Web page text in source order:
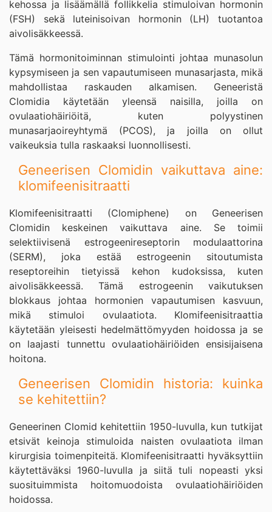
kehossa ja lisäämällä follikkelia stimuloivan hormonin
(FSH) sekä luteinisoivan hormonin (LH) tuotantoa
aivolisäkkeessä.
Tämä hormonitoiminnan stimulointi johtaa munasolun
kypsymiseen ja sen vapautumiseen munasarjasta, mikä
mahdollistaa raskauden alkamisen. Geneeristä
Clomidia käytetään yleensä naisilla, joilla on
ovulaatiohäiriöitä, kuten polyystinen
munasarjaoireyhtymä (PCOS), ja joilla on ollut
vaikeuksia tulla raskaaksi luonnollisesti.
Geneerisen Clomidin vaikuttava aine:
klomifeenisitraatti
Klomifeenisitraatti (Clomiphene) on Geneerisen
Clomidin keskeinen vaikuttava aine. Se toimii
selektiivisenä estrogeenireseptorin modulaattorina
(SERM), joka estää estrogeenin sitoutumista
reseptoreihin tietyissä kehon kudoksissa, kuten
aivolisäkkeessä. Tämä estrogeenin vaikutuksen
blokkaus johtaa hormonien vapautumisen kasvuun,
mikä stimuloi ovulaatiota. Klomifeenisitraattia
käytetään yleisesti hedelmättömyyden hoidossa ja se
on laajasti tunnettu ovulaatiohäiriöiden ensisijaisena
hoitona.
Geneerisen Clomidin historia: kuinka
se kehitettiin?
Geneerinen Clomid kehitettiin 1950-luvulla, kun tutkijat
etsivät keinoja stimuloida naisten ovulaatiota ilman
kirurgisia toimenpiteitä. Klomifeenisitraatti hyväksyttiin
käytettäväksi 1960-luvulla ja siitä tuli nopeasti yksi
suosituimmista hoitomuodoista ovulaatiohäiriöiden
hoidossa.